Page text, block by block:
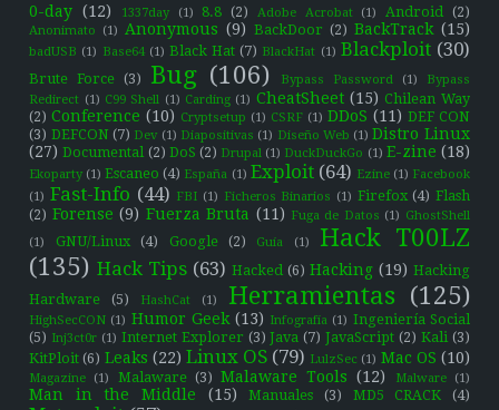
0-day (12) 1337day (1) 8.8 (2) Adobe Acrobat (1) Android (2)
Anonimato (1) Anonymous (9) BackDoor (2) BackTrack (15)
badUSB (1) Base64 (1) Black Hat (7) BlackHat (1) Blackploit (30)
Brute Force (3) Bug (106) Bypass Password (1)
Bypass
Redirect (1) C99 Shell (1) Carding (1) CheatSheet (15) Chilean Way
(2) Conference (10) Cryptsetup (1) CSRF (1) DDoS (11) DEF CON
(3) DEFCON (7) Dev (1) Diapositivas (1) Diseño Web (1) Distro Linux
(27) Documental (2) DoS (2) Drupal (1) DuckDuckGo (1) E-zine (18)
Ekoparty (1) Escaneo (4) España (1) Exploit (64) Ezine (1) Facebook
(1) Fast-Info (44) FBI (1) Ficheros Binarios (1) Firefox (4) Flash
(2) Forense (9) Fuerza Bruta (11) Fuga de Datos (1) GhostShell
(1)
GNU/Linux (4) Google (2) Guía (1)
Hack T00LZ
(135) Hack Tips (63) Hacked (6) Hacking (19) Hacking
Hardware
(5) HashCat (1) Herramientas (125)
HighSecCON (1) Humor Geek (13) Infografía (1) Ingeniería Social
(5) Inj3ct0r (1) Internet Explorer (3) Java (7) JavaScript (2) Kali (3)
KitPloit (6) Leaks (22) Linux OS (79) LulzSec (1) Mac OS (10)
Magazine (1) Malaware (3) Malaware Tools (12) Malware (1)
Man in the Middle (15) Manuales (3) MD5 CRACK (4)